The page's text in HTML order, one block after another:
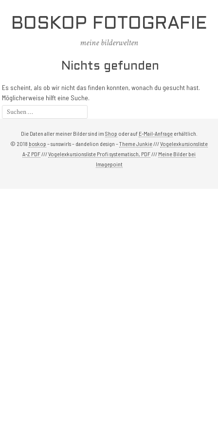
BOSKOP FOTOGRAFIE
meine bilderwelten
Nichts gefunden
Es scheint, als ob wir nicht das finden konnten, wonach du gesucht hast.
Möglicherweise hilft eine Suche.
Die Daten aller meiner Bilder sind im Shop oder auf E-Mail-Anfrageerhältlich.
© 2018 boskop – sunswirls – dandelion design –Theme Junkie ///Vogelexkursionsliste
A-Z PDF ///Vogelexkursionsliste Profi systematisch, PDF /// Meine Bilder bei
Imagepoint